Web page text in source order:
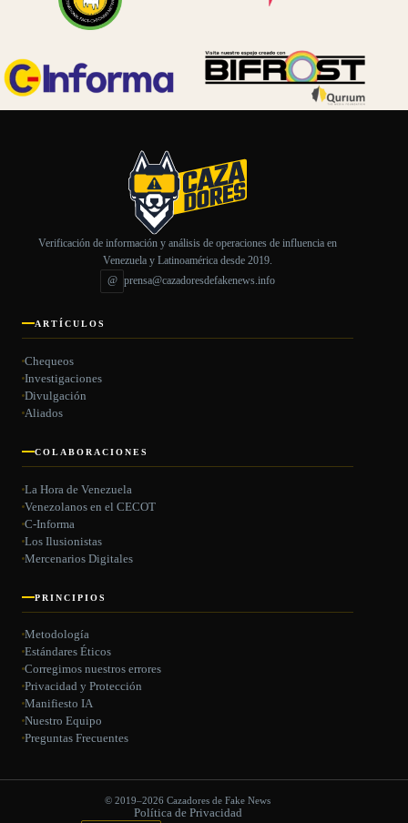
Verificación de información y análisis de operaciones de influencia en
Venezuela y Latinoamérica desde 2019.
@ prensa@cazadoresdefakenews.info
ARTÍCULOS
Chequeos
Investigaciones
Divulgación
Aliados
COLABORACIONES
La Hora de Venezuela
Venezolanos en el CECOT
C-Informa
Los Ilusionistas
Mercenarios Digitales
PRINCIPIOS
Metodología
Estándares Éticos
Corregimos nuestros errores
Privacidad y Protección
Manifiesto IA
Nuestro Equipo
Preguntas Frecuentes
© 2019–2026 Cazadores de Fake News
Política de Privacidad